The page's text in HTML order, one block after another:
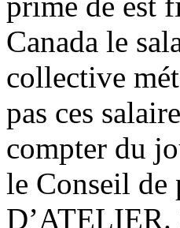
Canada le
collective
pas ces
compter du
le Conseil